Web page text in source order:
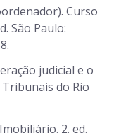
Curso
São Paulo:
judicial e o
do Rio
2. ed.